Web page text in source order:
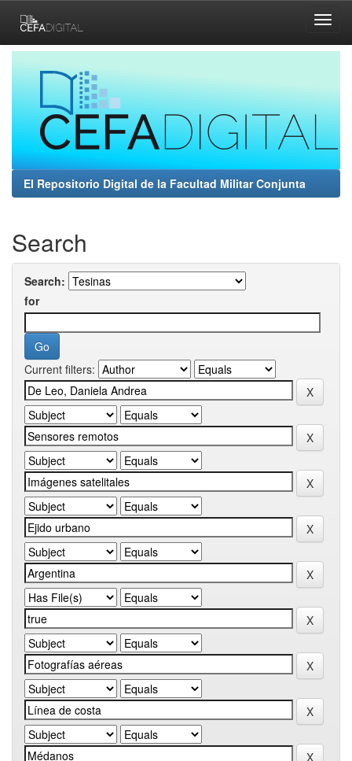
navigation
El Repositorio Digital de la Facultad Militar Conjunta
Search
Search:
for
Current filters: